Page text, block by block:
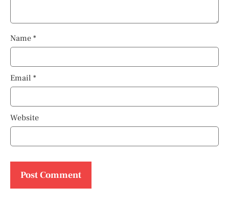
Name *
Email *
Website